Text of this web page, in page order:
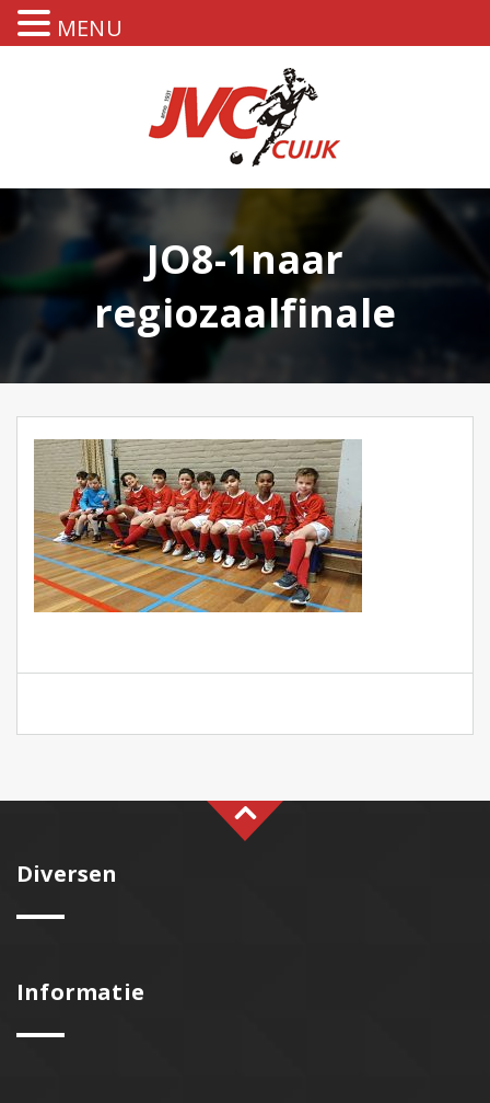
JO8-1naar
regiozaalfinale
Diversen
Informatie
MENU